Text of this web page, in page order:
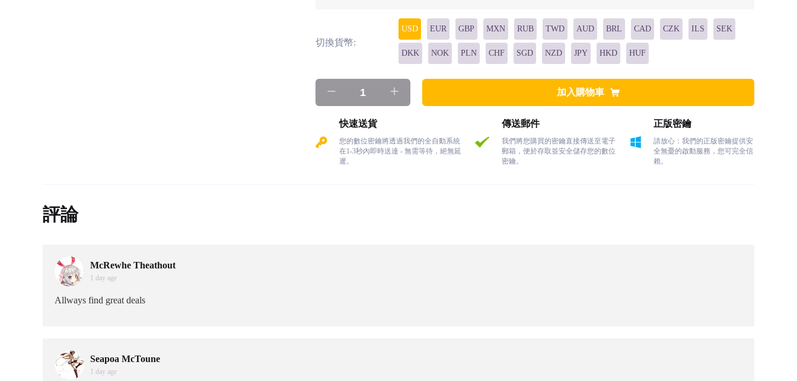
切換貨幣:
USD EUR GBP MXN RUB TWD AUD BRL CAD CZK ILS SEK
DKK NOK PLN CHF SGD NZD JPY HKD HUF
加入購物車
快速送貨
您的數位密鑰將透過我們的全自動系統
在1-3秒內即時送達 - 無需等待，絕無延
遲。
傳送郵件
我們將您購買的密鑰直接傳送至電子
郵箱，便於存取並安全儲存您的數位
密鑰。
正版密鑰
請放心：我們的正版密鑰提供安
全無憂的啟動服務，您可完全信
賴。
評論
McRewhe Theathout
1 day age
Allways find great deals
Seapoa McToune
1 day age